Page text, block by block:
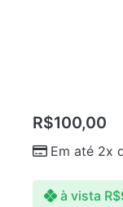
R$100,00
Em até 2x
à vista R$